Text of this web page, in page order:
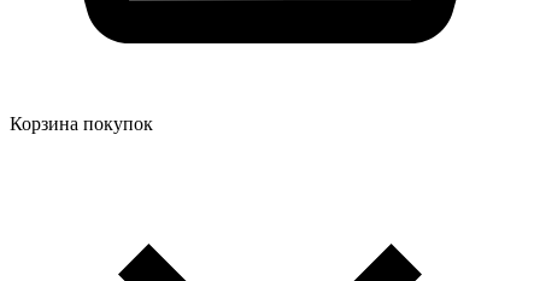
Корзина покупок